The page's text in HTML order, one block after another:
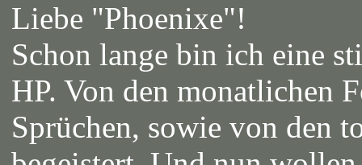
Liebe "Phoenixe"!
Schon lange bin ich eine
HP. Von den monatlichen
Sprüchen, sowie von den